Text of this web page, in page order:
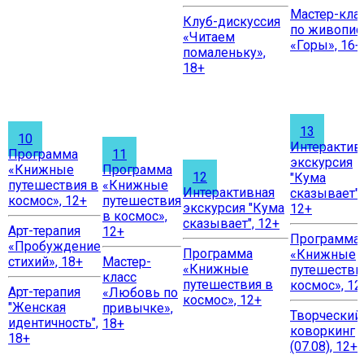
Клуб-дискуссия
«Читаем
помаленьку»,
18+
Мастер-
по
«Горы», 16+
10
Программа
«Книжные
путешествия в
космос», 12+
Арт-терапия
«Пробуждение
стихий», 18+
Арт-терапия
"Женская
идентичность",
18+
11
Программа
«Книжные
путешествия
в космос»,
12+
Мастер-
класс
«Любовь по
привычке»,
18+
12
Интерактивная
экскурсия "Кума
сказывает", 12+
Программа
«Книжные
путешествия в
космос», 12+
13
экскурсия
"Кума
сказывает",
12+
Программа
«Книжные
космос»,
Творческий
коворкинг
(07.08), 12+